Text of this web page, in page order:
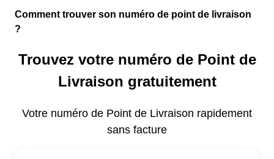
Comment trouver son numéro de point de livraison
?